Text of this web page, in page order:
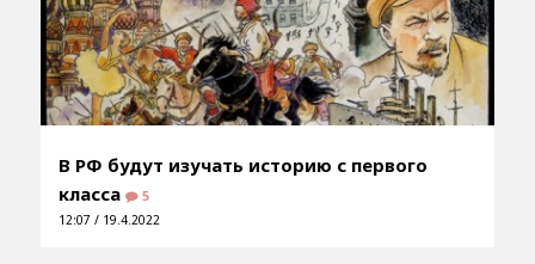
В РФ будут изучать историю с первого
класса
5
12:07 / 19.4.2022